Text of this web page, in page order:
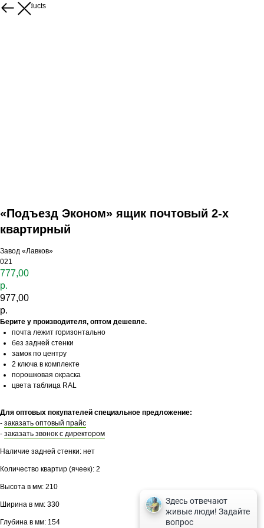
More products
«Подъезд Эконом» ящик почтовый 2-х
квартирный
Завод «Лавков»
021
777,00
р.
977,00
р.
Берите у производителя, оптом дешевле.
почта лежит горизонтально
без задней стенки
замок по центру
2 ключа в комплекте
порошковая окраска
цвета таблица RAL
Для оптовых покупателей специальное предложение:
- заказать оптовый прайс
- заказать звонок с директором
Наличие задней стенки: нет
Количество квартир (ячеек): 2
Высота в мм: 210
Ширина в мм: 330
Глубина в мм: 154